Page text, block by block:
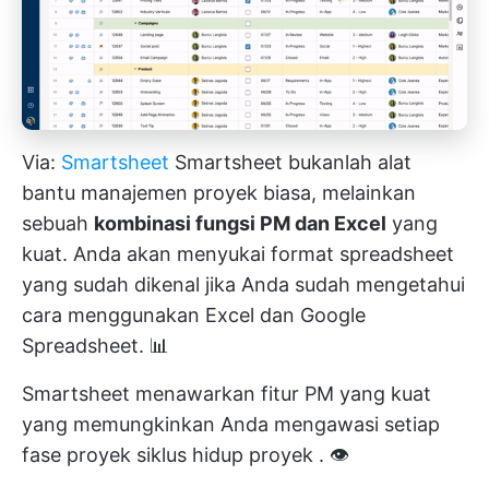
Via: Smartsheet Smartsheet bukanlah alat
bantu manajemen proyek biasa, melainkan
sebuah kombinasi fungsi PM dan Excel yang
kuat. Anda akan menyukai format spreadsheet
yang sudah dikenal jika Anda sudah mengetahui
cara menggunakan Excel dan Google
Spreadsheet. 📊
Smartsheet menawarkan fitur PM yang kuat
yang memungkinkan Anda mengawasi setiap
fase proyek siklus hidup proyek . 👁️